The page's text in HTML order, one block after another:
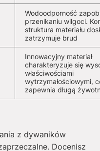
Wodoodporność
przenikaniu wilgoci.
struktura materiału
zatrzymuje brud
Innowacyjny materiał
charakteryzuje się
właściwościami
wytrzymałościowymi,
zapewnia długą
z dywaników
Docenisz